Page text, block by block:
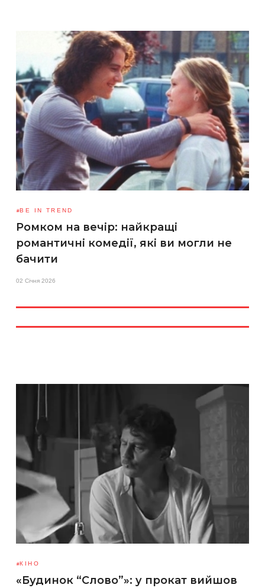
BE IN TREND
Ромком на вечір: найкращі
романтичні комедії, які ви могли не
бачити
02 Січня 2026
КІНО
«Будинок “Слово”»: у прокат вийшов